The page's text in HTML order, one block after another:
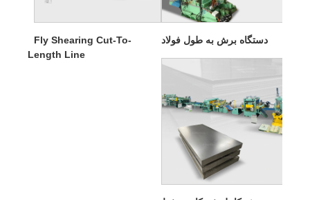
Fly Shearing Cut-To-
Length Line
دستگاه برش به طول فولاد